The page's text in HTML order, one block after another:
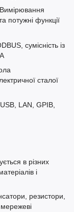
потужні функції
сумісність із
сталої
LAN, GPIB,
в різних
і
резистори,